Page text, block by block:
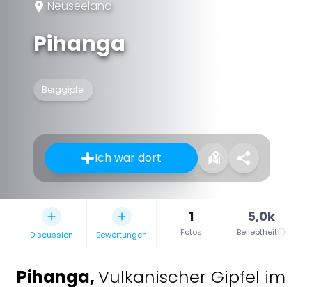
Neuseeland
Pihanga
Berggipfel
Ich war dort
Discussion Bewertungen
1
Fotos
5,0k
Beliebtheit
Pihanga,Vulkanischer Gipfel im